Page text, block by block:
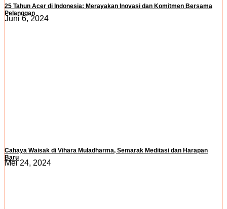
25 Tahun Acer di Indonesia: Merayakan Inovasi dan Komitmen Bersama
Pelanggan
Juni 6, 2024
Cahaya Waisak di Vihara Muladharma, Semarak Meditasi dan Harapan
Baru
Mei 24, 2024